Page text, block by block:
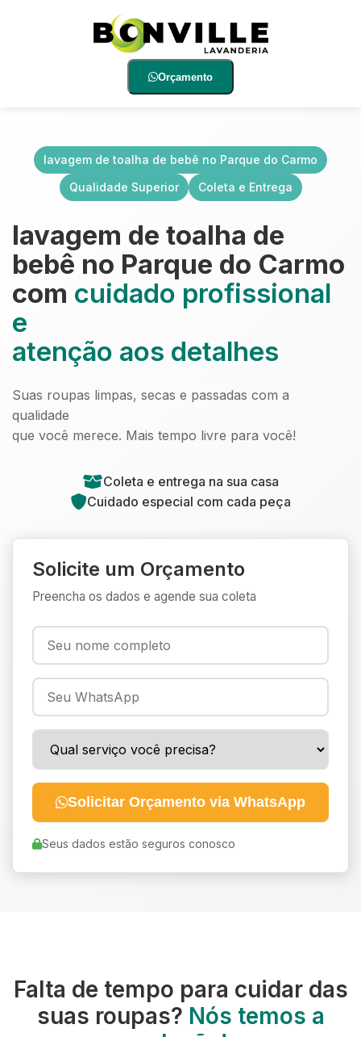
Orçamento
lavagem de toalha de bebê no Parque do Carmo
Qualidade Superior
Coleta e Entrega
lavagem de toalha de
bebê no Parque do Carmo
com cuidado profissional
e
atenção aos detalhes
Suas roupas limpas, secas e passadas com a
qualidade
que você merece. Mais tempo livre para você!
Coleta e entrega na sua casa
Cuidado especial com cada peça
Solicite um Orçamento
Preencha os dados e agende sua coleta
Solicitar Orçamento via WhatsApp
Seus dados estão seguros conosco
Falta de tempo para cuidar das
suas roupas? Nós temos a